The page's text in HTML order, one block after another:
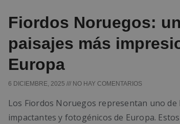
Fiordos Noruegos:
paisajes más
Europa
6 DICIEMBRE, 2025 NO HAY COMENTARIOS
Los Fiordos Noruegos representan uno de
impactantes y fotogénicos de Europa.